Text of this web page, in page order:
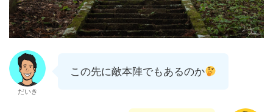
だいき
この先に敵本陣でもあるのか